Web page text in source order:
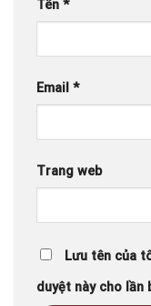
Tên *
Email *
Trang web
Lưu tên của
duyệt này cho lần